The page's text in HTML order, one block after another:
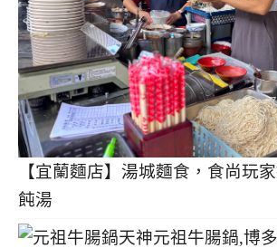
【宜蘭麵店】湯城麵食，食尚玩
飩湯